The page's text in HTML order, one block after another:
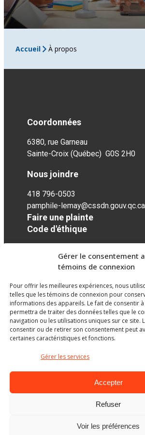
Gérer le consentement
témoins de connexion
Pour offrir les meilleures expériences, nous
telles que les témoins de connexion pour
informations des appareils. Le fait de consentir
permettra de traiter des données telles que le
navigation ou les utilisations uniques sur ce site.
consentir ou de retirer son consentement peut
certaines caractéristiques et fonctions.
Gérer les services
Accepter
Refuser
Voir les préférences
Accueil À propos
Coordonnées
6380, rue Garneau
Sainte-Croix (Québec) G0S 2H0
Nous joindre
418 796-0503
pamphile-lemay@cssdn.gouv.qc.ca
Faire une plainte
Code d'éthique
Réseaux sociaux
facebook
twittergoogleplusgoogleplus
Ministère de l’Éducation